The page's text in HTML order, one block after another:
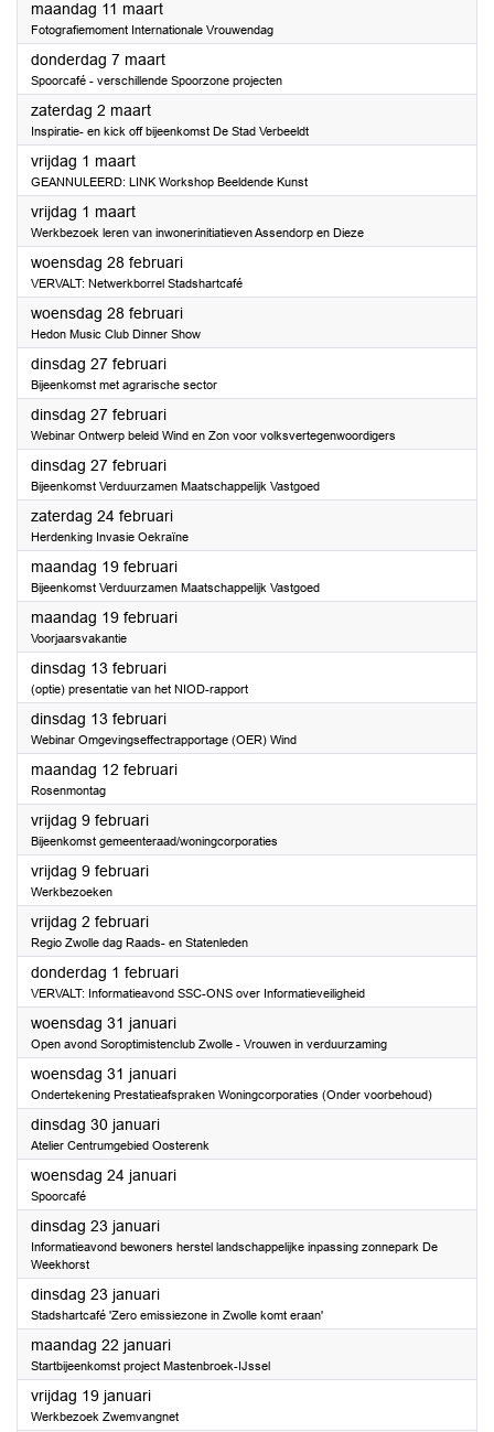
maandag 11 maart2024
Fotografiemoment Internationale Vrouwendag
donderdag 7 maart2024
Spoorcafé - verschillende Spoorzone projecten
zaterdag 2 maart2024
Inspiratie- en kick off bijeenkomst De Stad Verbeeldt
vrijdag 1 maart2024
GEANNULEERD: LINK Workshop Beeldende Kunst
vrijdag 1 maart2024
Werkbezoek leren van inwonerinitiatieven Assendorp en Dieze
woensdag 28 februari2024
VERVALT: Netwerkborrel Stadshartcafé
woensdag 28 februari2024
Hedon Music Club Dinner Show
dinsdag 27 februari2024
Bijeenkomst met agrarische sector
dinsdag 27 februari2024
Webinar Ontwerp beleid Wind en Zon voor volksvertegenwoordigers
dinsdag 27 februari2024
Bijeenkomst Verduurzamen Maatschappelijk Vastgoed
zaterdag 24 februari2024
Herdenking Invasie Oekraïne
maandag 19 februari2024
Bijeenkomst Verduurzamen Maatschappelijk Vastgoed
maandag 19 februari2024
Voorjaarsvakantie
dinsdag 13 februari2024
(optie) presentatie van het NIOD-rapport
dinsdag 13 februari2024
Webinar Omgevingseffectrapportage (OER) Wind
maandag 12 februari2024
Rosenmontag
vrijdag 9 februari2024
Bijeenkomst gemeenteraad/woningcorporaties
vrijdag 9 februari2024
Werkbezoeken
vrijdag 2 februari2024
Regio Zwolle dag Raads- en Statenleden
donderdag 1 februari2024
VERVALT: Informatieavond SSC-ONS over Informatieveiligheid
woensdag 31 januari2024
Open avond Soroptimistenclub Zwolle - Vrouwen in verduurzaming
woensdag 31 januari2024
Ondertekening Prestatieafspraken Woningcorporaties (Onder voorbehoud)
dinsdag 30 januari2024
Atelier Centrumgebied Oosterenk
woensdag 24 januari2024
Spoorcafé
dinsdag 23 januari2024
Informatieavond bewoners herstel landschappelijke inpassing zonnepark De
Weekhorst
dinsdag 23 januari2024
Stadshartcafé 'Zero emissiezone in Zwolle komt eraan'
maandag 22 januari2024
Startbijeenkomst project Mastenbroek-IJssel
vrijdag 19 januari2024
Werkbezoek Zwemvangnet